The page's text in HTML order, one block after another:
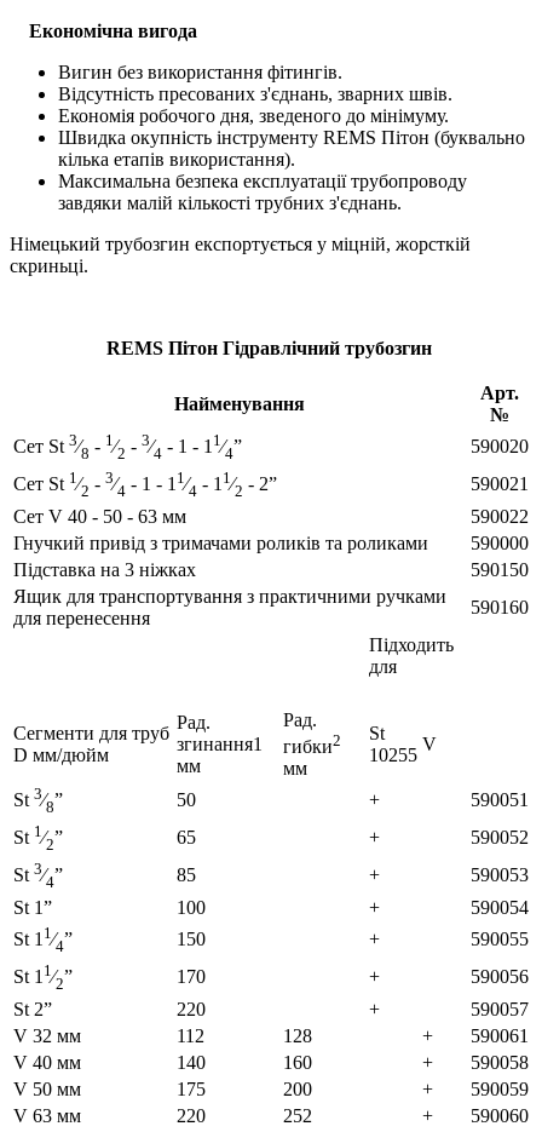
Економічна вигода
Вигин без використання фітингів.
Відсутність пресованих з'єднань, зварних швів.
Економія робочого дня, зведеного до мінімуму.
Швидка окупність інструменту REMS Пітон (буквально
кілька етапів використання).
Максимальна безпека експлуатації трубопроводу
завдяки малій кількості трубних з'єднань.
Німецький трубозгин експортується у міцній, жорсткій
скриньці.
REMS Пітон Гідравлічний трубозгин
Найменування
Арт.
№
Сет St 3⁄8 - 1 ⁄2 - 3⁄4 - 1 - 1 1 ⁄4”
590020
Сет St 1 ⁄2 - 3⁄4 - 1 - 1 1 ⁄4 - 1 1 ⁄2 - 2”
590021
Сет V 40 - 50 - 63 мм
590022
Гнучкий привід з тримачами роликів та роликами
590000
Підставка на 3 ніжках
590150
Ящик для транспортування з практичними ручками
для перенесення
590160
Підходить
для
Сегменти для труб
D мм/дюйм
Рад.
згинання1
мм
Рад.
гибки2
мм
St
10255
V
St 3⁄8” 50 +
590051
St 1 ⁄2” 65 +
590052
St 3⁄4” 85 +
590053
St 1”
100 +
590054
St 1 1 ⁄4” 150 +
590055
St 1 1 ⁄2” 170 +
590056
St 2”
220 +
590057
V 32 мм
112 128 +
590061
V 40 мм
140 160 +
590058
V 50 мм
175 200 +
590059
V 63 мм
220 252 + 590060